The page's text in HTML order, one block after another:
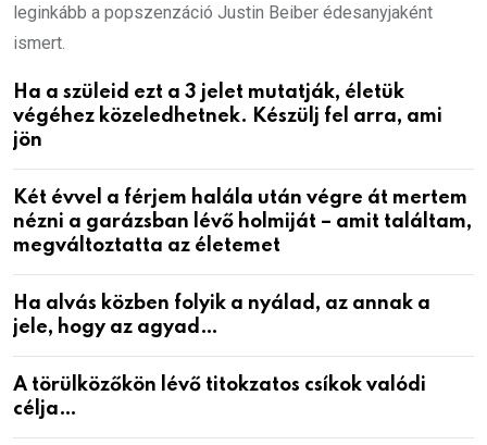
leginkább a popszenzáció Justin Beiber édesanyjaként
ismert.
Ha a szüleid ezt a 3 jelet mutatják, életük
végéhez közeledhetnek. Készülj fel arra, ami
jön
Két évvel a férjem halála után végre át mertem
nézni a garázsban lévő holmiját – amit találtam,
megváltoztatta az életemet
Ha alvás közben folyik a nyálad, az annak a
jele, hogy az agyad…
A törülközőkön lévő titokzatos csíkok valódi
célja…